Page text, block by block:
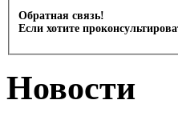
Обратная связь!
Если хотите
Новости